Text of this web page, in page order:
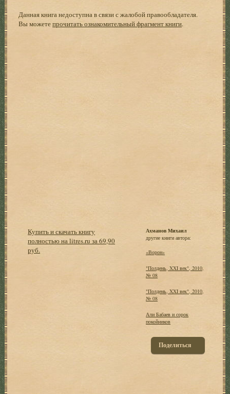
Данная книга недоступна в связи с жалобой правообладателя.
Вы можетепрочитать ознакомительный фрагмент книги.
Купить и скачать книгу
полностью на litres.ru за 69,90
руб.
Ахманов Михаил
другие книги автора:
«Ворон»
"Полдень, XXI век", 2010,
№ 08
"Полдень, XXI век", 2010,
№ 08
Али Бабаев и сорок
покойников
Поделиться